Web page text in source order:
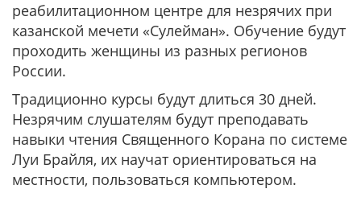
реабилитационном центре для незрячих при
казанской мечети «Сулейман». Обучение будут
проходить женщины из разных регионов
России.
Традиционно курсы будут длиться 30 дней.
Незрячим слушателям будут преподавать
навыки чтения Священного Корана по системе
Луи Брайля, их научат ориентироваться на
местности, пользоваться компьютером.